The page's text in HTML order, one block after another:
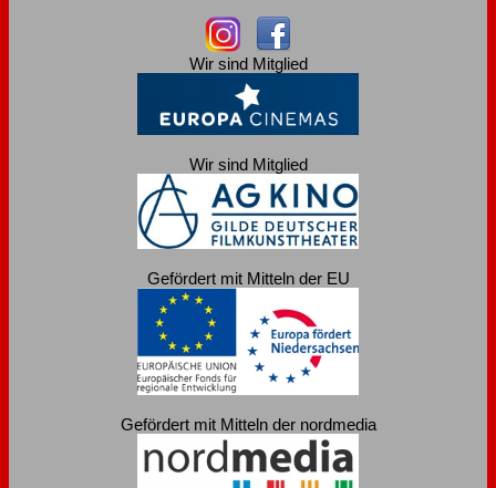
Wir sind Mitglied
Wir sind Mitglied
Gefördert mit Mitteln der EU
Gefördert mit Mitteln der nordmedia